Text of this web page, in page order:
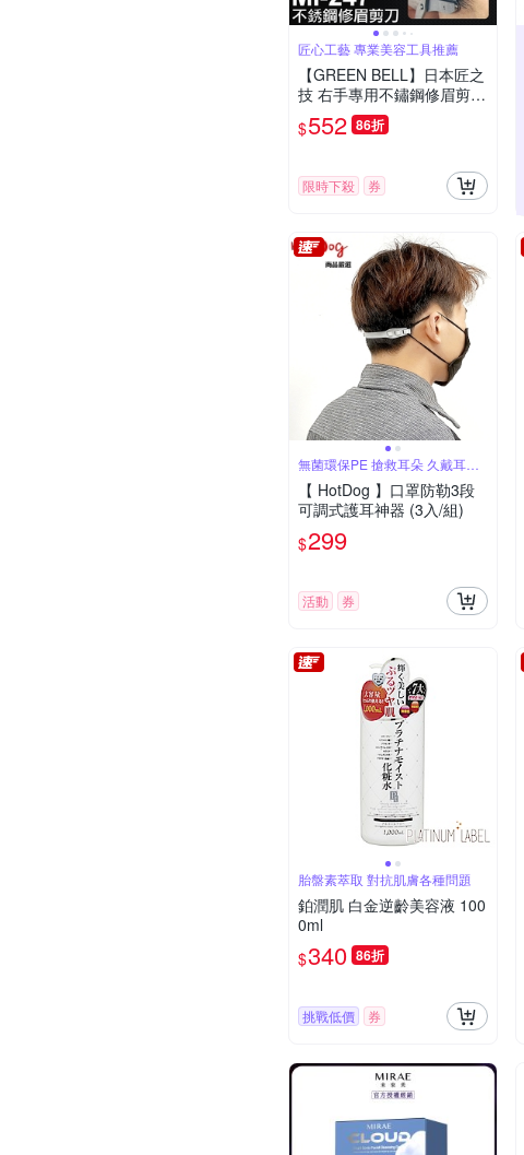
匠心工藝 專業美容工具推薦
【GREEN BELL】日本匠之
技 右手專用不鏽鋼修眉剪刀
(MI-247)
$552 86折
限時下殺 券
無菌環保PE 搶救耳朵 久戴耳不
痛
【 HotDog 】口罩防勒3段
可調式護耳神器 (3入/組)
$299
活動 券
胎盤素萃取 對抗肌膚各種問題
鉑潤肌 白金逆齡美容液 100
0ml
$340 86折
挑戰低價 券